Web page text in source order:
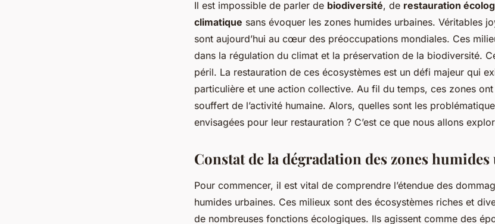
Il est impossible de parler de biodiversité, de restauration
climatique sans évoquer les zones humides urbaines. Véritables
sont aujourd’hui au cœur des préoccupations mondiales. Ces
dans la régulation du climat et la préservation de la biodiversité.
péril. La restauration de ces écosystèmes est un défi majeur qui
particulière et une action collective. Au fil du temps, ces zones
souffert de l’activité humaine. Alors, quelles sont les
envisagées pour leur restauration ? C’est ce que nous allons
Constat de la dégradation des zones
Pour commencer, il est vital de comprendre l’étendue des
humides urbaines. Ces milieux sont des écosystèmes riches et
de nombreuses fonctions écologiques. Ils agissent comme des